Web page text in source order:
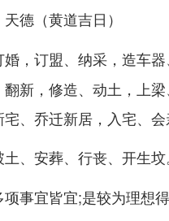
天德（黄道吉日）
婚，订盟、纳采，造车
新，修造、动土，上
宅、乔迁新居，入宅、
土、安葬、行丧、开生坟
事宜皆宜;是较为理想得